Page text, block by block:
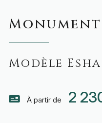
Modèle Esha
À partir de 2